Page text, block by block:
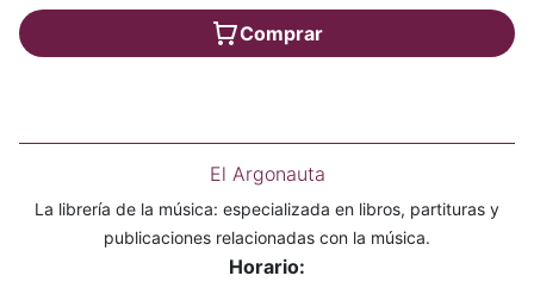
Comprar
El Argonauta
La librería de la música: especializada en libros, partituras y
publicaciones relacionadas con la música.
Horario: